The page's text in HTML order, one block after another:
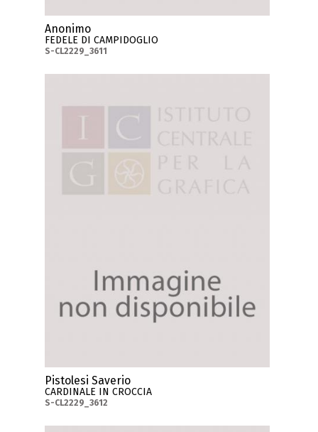
Anonimo
FEDELE DI CAMPIDOGLIO
S-CL2229_3611
Pistolesi Saverio
CARDINALE IN CROCCIA
S-CL2229_3612